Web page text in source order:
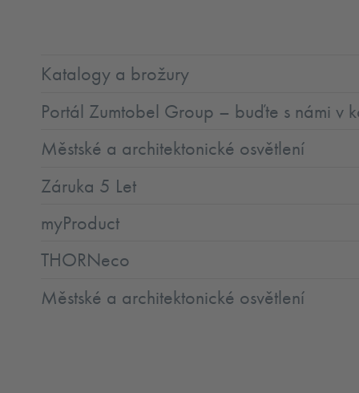
Katalogy a brožury
Portál Zumtobel Group – buďte s námi v
Městské a architektonické osvětlení
Záruka 5 Let
myProduct
THORNeco
Městské a architektonické osvětlení